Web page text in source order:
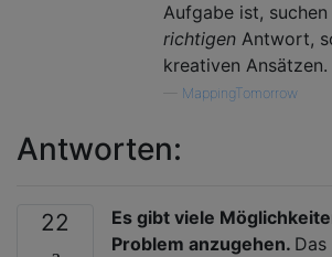
Aufgabe ist,
richtigen Antwort,
kreativen Ansätzen.
MappingTomorrow
Antworten:
22
Es gibt viele
Problem anzugehen.